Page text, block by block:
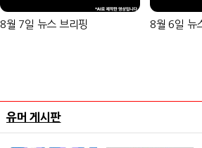
8월 7일 뉴스 브리핑 8월 6일 뉴
유머 게시판